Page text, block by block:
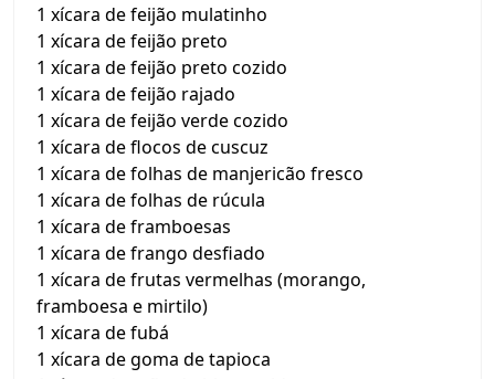
1 xícara de feijão mulatinho
1 xícara de feijão preto
1 xícara de feijão preto cozido
1 xícara de feijão rajado
1 xícara de feijão verde cozido
1 xícara de flocos de cuscuz
1 xícara de folhas de manjericão fresco
1 xícara de folhas de rúcula
1 xícara de framboesas
1 xícara de frango desfiado
1 xícara de frutas vermelhas (morango,
framboesa e mirtilo)
1 xícara de fubá
1 xícara de goma de tapioca